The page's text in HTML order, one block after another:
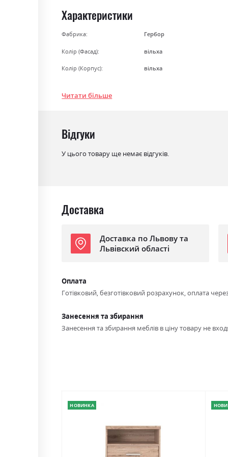
Характеристики
Фабрика: Гербор
Колір (Фасад): вільха
Колір (Корпус): вільха
Читати більше
Відгуки
У цього товару ще немає відгуків.
Доставка
Доставка по Львову та
Львівский області
Оплата
Готівковий, безготівковий розрахунок, оплата
Занесення та збирання
Занесення та збирання меблів в ціну товару не
НОВИНКА